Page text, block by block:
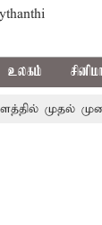
உலகம்
முறையாக